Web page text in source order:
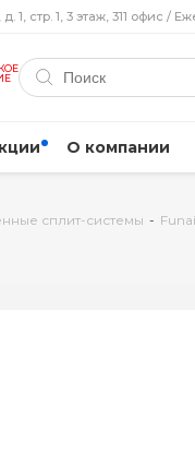
1, стр. 1, 3 этаж, 311 офис /
О компании
сплит-системы - Funai